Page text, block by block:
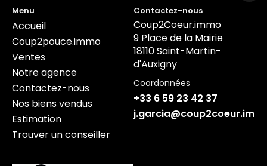
Menu
Accueil
Coup2pouce.immo
Ventes
Notre agence
Contactez-nous
Nos biens vendus
Estimation
Trouver un conseiller
Contactez-nous
Coup2Coeur.immo
9 Place de la Mairie
18110 Saint-Martin-
d'Auxigny
Coordonnées
+33 6 59 23 42 37